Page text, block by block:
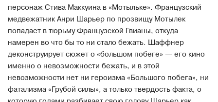
персонаж Стива Маккуина в «Мотыльке». Французский
медвежатник Анри Шарьер по прозвищу Мотылек
попадает в тюрьму Французской Гвианы, откуда
намерен во что бы то ни стало бежать. Шаффнер
деконструирует сюжет о «большом побеге» — его кино
именно о невозможности бежать, и в этой
невозможности нет ни героизма «Большого побега», ни
фатализма «Грубой силы», а только твердость факта, о